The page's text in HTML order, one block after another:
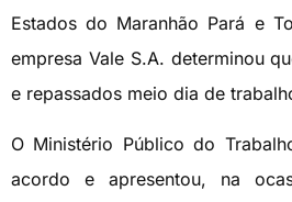
Estados do Maranhão Pará e
empresa Vale S.A. determinou
e repassados meio dia de
O Ministério Público do
acordo e apresentou, na